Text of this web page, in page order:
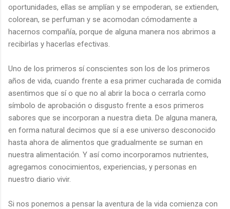
oportunidades, ellas se amplían y se empoderan, se extienden,
colorean, se perfuman y se acomodan cómodamente a
hacernos compañía, porque de alguna manera nos abrimos a
recibirlas y hacerlas efectivas.
Uno de los primeros sí conscientes son los de los primeros
años de vida, cuando frente a esa primer cucharada de comida
asentimos que sí o que no al abrir la boca o cerrarla como
símbolo de aprobación o disgusto frente a esos primeros
sabores que se incorporan a nuestra dieta. De alguna manera,
en forma natural decimos que sí a ese universo desconocido
hasta ahora de alimentos que gradualmente se suman en
nuestra alimentación. Y así como incorporamos nutrientes,
agregamos conocimientos, experiencias, y personas en
nuestro diario vivir.
Si nos ponemos a pensar la aventura de la vida comienza con